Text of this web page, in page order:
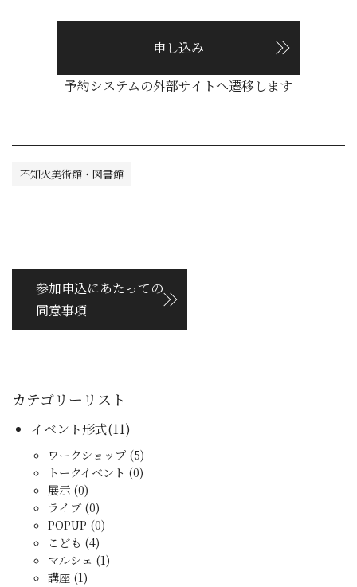
申し込み
予約システムの外部サイトへ遷移します
不知火美術館・図書館
参加申込にあたっての
同意事項
カテゴリーリスト
イベント形式(11)
ワークショップ (5)
トークイベント (0)
展示 (0)
ライブ (0)
POPUP (0)
こども (4)
マルシェ (1)
講座 (1)